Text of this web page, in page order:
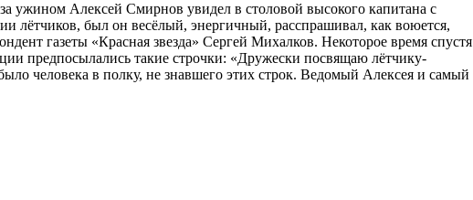
ужином Алексей Смирнов увидел в столовой высокого капитана с
лётчиков, был он весёлый, энергичный, расспрашивал, как воюется,
газеты «Красная звезда» Сергей Михалков. Некоторое время спустя
предпосылались такие строчки: «Дружески посвящаю лётчику-
человека в полку, не знавшего этих строк. Ведомый Алексея и самый